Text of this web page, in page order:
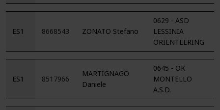
ES1 8668543 ZONATO Stefano
0629 - ASD
LESSINIA
ORIENTEERING
ES1 8517966
MARTIGNAGO
Daniele
0645 - OK
MONTELLO
A.S.D.